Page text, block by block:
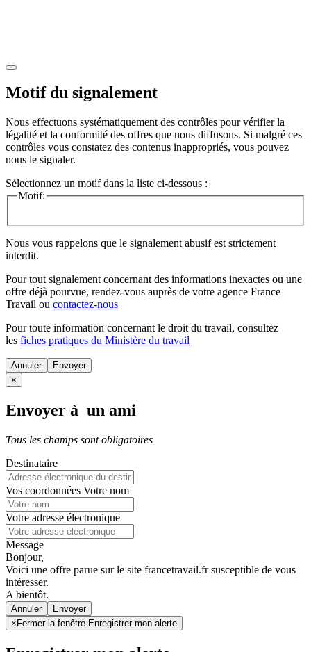
Motif du signalement
Nous effectuons systématiquement des contrôles pour vérifier la
légalité et la conformité des offres que nous diffusons. Si malgré ces
contrôles vous constatez des contenus inappropriés, vous pouvez
nous le signaler.
Sélectionnez un motif dans la liste ci-dessous :
Motif:
Nous vous rappelons que le signalement abusif est strictement
interdit.
Pour tout signalement concernant des informations inexactes ou une
offre déjà pourvue, rendez-vous auprès de votre agence France
Travail ou contactez-nous
Pour toute information concernant le droit du travail, consultez
les fiches pratiques du Ministère du travail
Annuler
×
Envoyer à un ami
Tous les champs sont obligatoires
Destinataire
Vos coordonnées Votre nom
Votre adresse électronique
Message
Bonjour,
Voici une offre parue sur le site francetravail.fr susceptible de vous
intéresser.
A bientôt.
Annuler
×Fermer la fenêtre Enregistrer mon alerte